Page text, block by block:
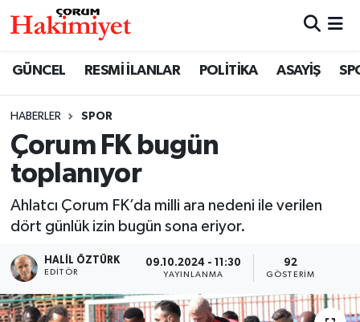
GÜNCEL RESMİ İLANLAR POLİTİKA ASAYİŞ
HABERLER SPOR
Çorum FK bugün
toplanıyor
Ahlatcı Çorum FK’da milli ara nedeni ile verilen
dört günlük izin bugün sona eriyor.
HALIL ÖZTÜRK
EDITÖR
09.10.2024 - 11:30
YAYINLANMA
92
GÖSTERIM
SAĞLIK
ASAYİŞ
EKONOMİ
GÜNCEL
AKTÜEL
Nöbetçi Eczaneler
Çorum Namaz Vakitleri
Trafik Durumu
Süper Lig Puan Durumu ve Fikstür
Tüm Manşetler
Son Dakika Haberleri